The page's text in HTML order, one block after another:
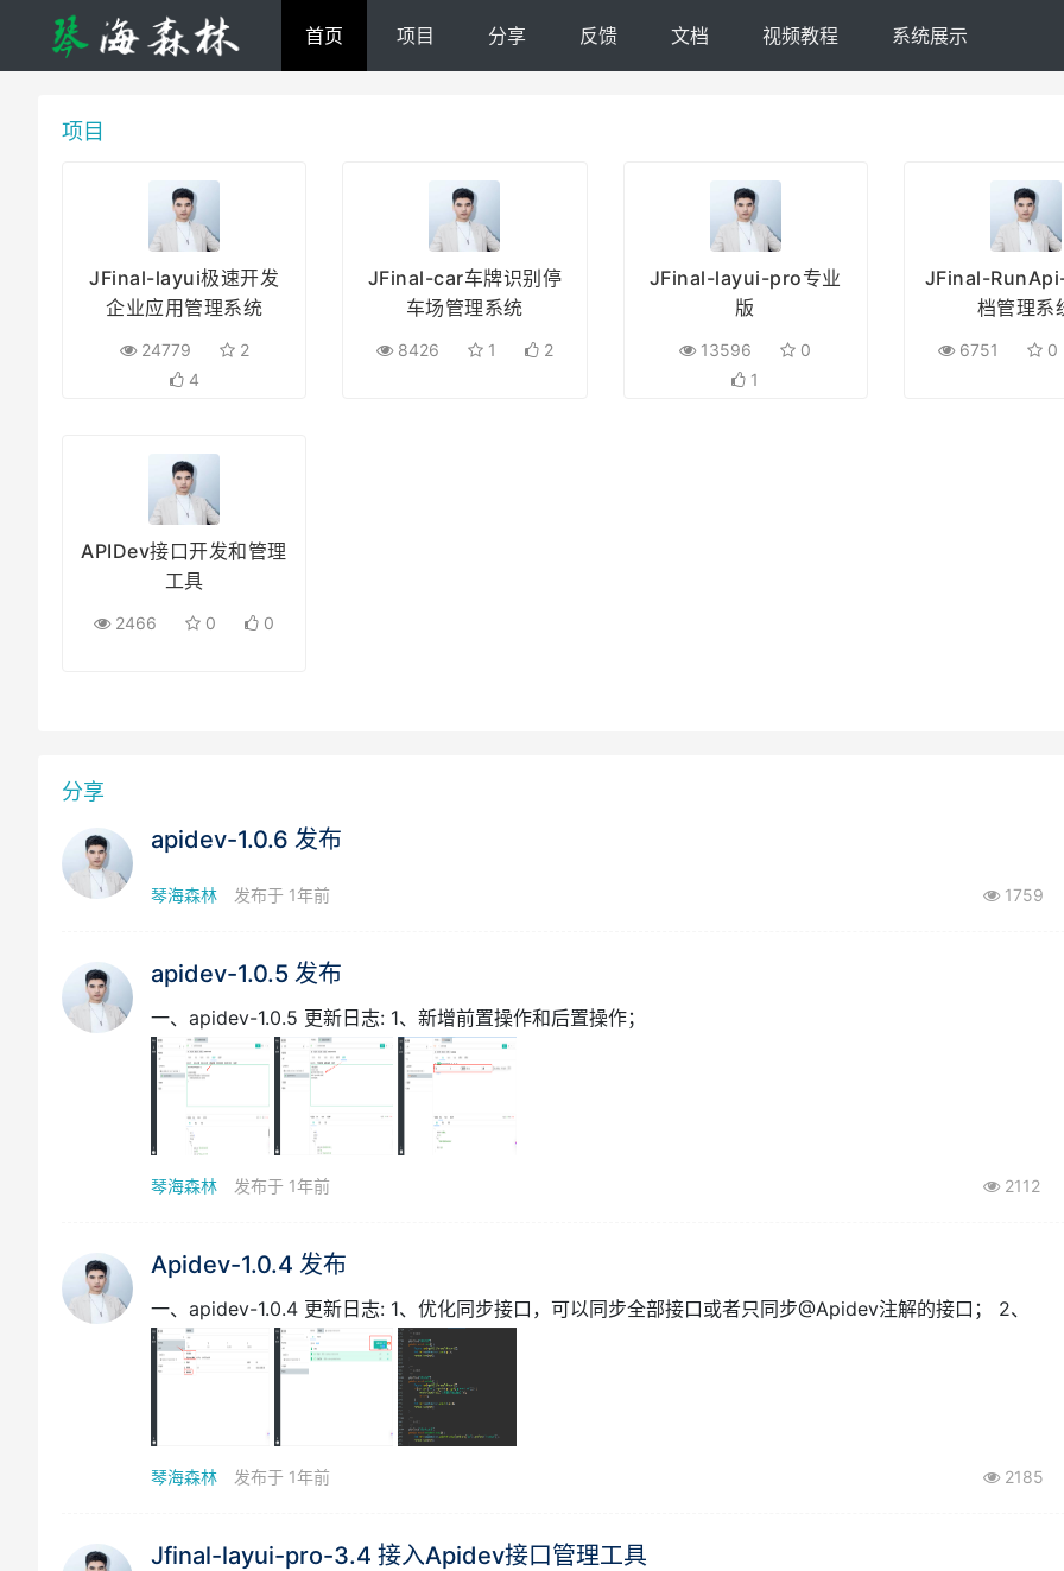
首页 项目 分享 反馈 文档 视频教程 系统展示
项目
JFinal-layui极速开发
企业应用管理系统
24779
2
4
JFinal-car车牌识别停
车场管理系统
8426 1 2
JFinal-layui-pro专业
版
13596
0
1
JFinal-
档管理系
6751 0
APIDev接口开发和管理
工具
2466 0 0
分享
apidev-1.0.6 发布
琴海森林 发布于 1年前 1759
apidev-1.0.5 发布
一、apidev-1.0.5 更新日志: 1、新增前置操作和后置操作；
琴海森林 发布于 1年前 2112
Apidev-1.0.4 发布
一、apidev-1.0.4 更新日志: 1、优化同步接口，可以同步全部接口或者只同步@Apidev注解的接口； 2、
琴海森林 发布于 1年前 2185
Jfinal-layui-pro-3.4 接入Apidev接口管理工具